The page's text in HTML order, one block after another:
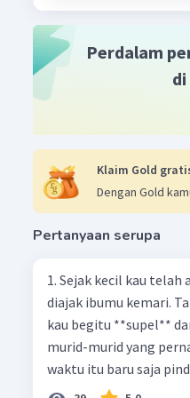
6. Penulis
7. Yang
tersebut
penderitaan
bahwa dia
10. Hujan
11. Ketika
pahlawan
menunjukkan
pahlawan.
12. Kesan
Perdalam
di
Klaim Gold
Dengan Gold
Pertanyaan serupa
1. Sejak kecil kau
diajak ibumu kemari.
kau begitu **supel**
murid-murid yang
waktu itu baru saja